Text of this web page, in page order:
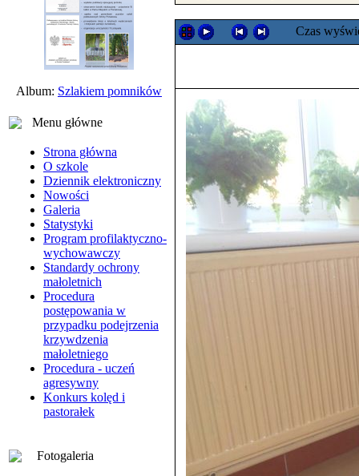
Album: Szlakiem pomników
Menu główne
Strona główna
O szkole
Dziennik elektroniczny
Nowości
Galeria
Statystyki
Program profilaktyczno-
wychowawczy
Standardy ochrony
małoletnich
Procedura
postępowania w
przypadku podejrzenia
krzywdzenia
małoletniego
Procedura - uczeń
agresywny
Konkurs kolęd i
pastorałek
Fotogaleria
Czas